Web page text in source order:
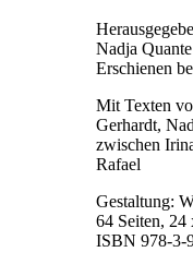
Nadja Quante
Erschienen
Mit Texten
Gerhardt,
zwischen
Rafael
Gestaltung:
64 Seiten, 24
ISBN 978-3-